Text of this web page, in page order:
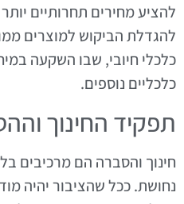
להציע מחירים תחרותיים
להגדלת הביקוש למוצרים
כלכלי חיובי, שבו השקעה
כלכליים נוספים.
תפקיד החינוך
חינוך והסברה הם מרכיבים
נחושת. ככל שהציבור יהיה